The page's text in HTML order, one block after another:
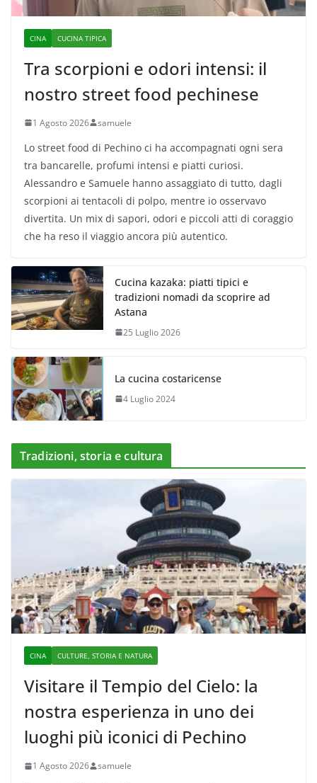
CINA CUCINA TIPICA
Tra scorpioni e odori intensi: il
nostro street food pechinese
1 Agosto 2026 samuele
Lo street food di Pechino ci ha accompagnati ogni sera
tra bancarelle, profumi intensi e piatti curiosi.
Alessandro e Samuele hanno assaggiato di tutto, dagli
scorpioni ai tentacoli di polpo, mentre io osservavo
divertita. Un mix di sapori, odori e piccoli atti di coraggio
che ha reso il viaggio ancora più autentico.
Cucina kazaka: piatti tipici e
tradizioni nomadi da scoprire ad
Astana
25 Luglio 2026
La cucina costaricense
4 Luglio 2024
Tradizioni, storia e cultura
CINA CULTURE, STORIA E NATURA
Visitare il Tempio del Cielo: la
nostra esperienza in uno dei
luoghi più iconici di Pechino
1 Agosto 2026 samuele